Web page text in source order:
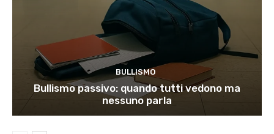
BULLISMO
Bullismo passivo: quando tutti vedono ma
nessuno parla